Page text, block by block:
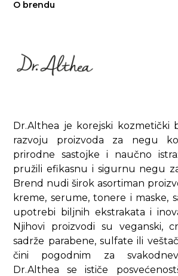
O brendu
Dr.Althea je korejski kozmetički
razvoju proizvoda za negu
prirodne sastojke i naučno
pružili efikasnu i sigurnu negu
Brend nudi širok asortiman
kreme, serume, tonere i maske,
upotrebi biljnih ekstrakata i
Njihovi proizvodi su veganski,
sadrže parabene, sulfate ili
čini pogodnim za
Dr.Althea se ističe